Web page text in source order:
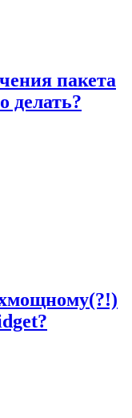
пакета
делать?